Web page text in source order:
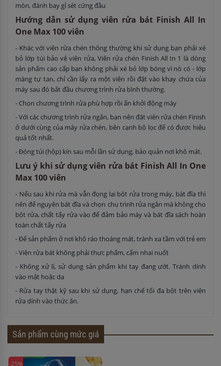
mòn, đánh bay gỉ sét cứng đầu
Hướng dẫn sử dụng viên rửa bát Finish All In
One Max 100 viên
- Khác với viên rửa chén thông thường khi sử dụng bạn phải xé
bỏ lớp túi bảo vệ viên rửa, Viên rửa chén Finish All In 1 là dòng
sản phẩm cao cấp bạn không phải xé bỏ lớp bóng vì nó có - lớp
màng tự tan, chỉ cần lấy ra một viên rồi đặt vào khay chứa của
máy sau đó bắt đầu chương trình rửa bình thường.
- Chọn chương trình rửa phù hợp rồi ẩn khởi động máy
- Với các chương trình rửa ngắn, bạn nên đặt viên rửa chén Finish
ở dưới cùng của máy rửa chén, bên cạnh bộ lọc để có được hiệu
quả tốt nhất.
- Đóng túi (hộp) kín sau mỗi lần sử dụng, bảo quản nơi khô mát.
Lưu ý khi sử dụng viên rửa bát Finish All In One
Max 100 viên
- Nếu sau khi rửa mà vẫn đọng lại bột rửa trong máy, bát đĩa thì
nên để nguyên bát đĩa và chọn chu trình rửa ngắn mà không cho
bột rửa, chất tẩy rửa vào để đảm bảo máy và bát đĩa sách hoàn
toàn chất tẩy rửa
- Để sản phẩm ở nơi khô ráo thoáng mát, tránh xa tầm với trẻ em
- Viên rửa bát không phải thực phẩm, cấm nhai nuốt
- Không xử lí, sử dụng sản phẩm khi tay đang ướt. Tránh dính
vào mắt hoặc da
- Rửa tay thật kỹ sau khi sử dụng, hạn chế tối đa bột trên viên
rửa dính vào thức ăn.
Sản phẩm cùng mức giá
-25%